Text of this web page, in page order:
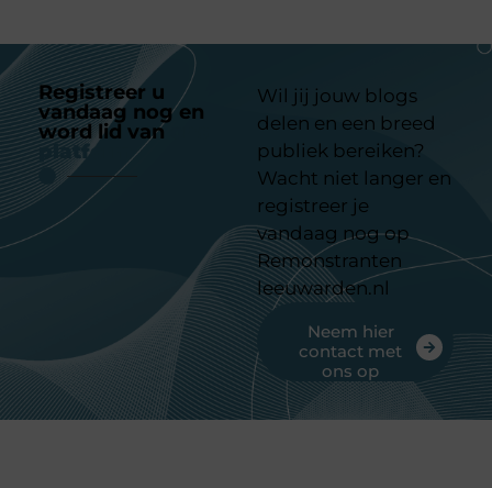
Registreer u
vandaag nog en
word lid van
platform
Wil jij jouw blogs
delen en een breed
publiek bereiken?
Wacht niet langer en
registreer je
vandaag nog op
Remonstranten
leeuwarden.nl
Neem hier
contact met
ons op